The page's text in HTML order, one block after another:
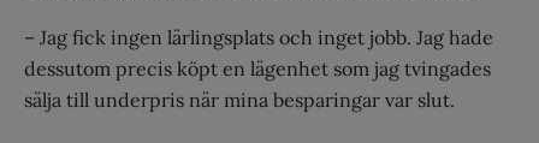
– Jag fick ingen lärlingsplats och inget jobb. Jag hade
dessutom precis köpt en lägenhet som jag tvingades
sälja till underpris när mina besparingar var slut.